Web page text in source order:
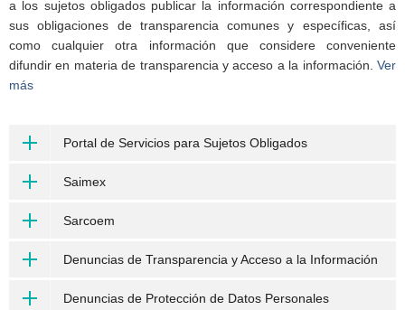
a los sujetos obligados publicar la información correspondiente a
sus obligaciones de transparencia comunes y específicas, así
como cualquier otra información que considere conveniente
difundir en materia de transparencia y acceso a la información. Ver
más
Portal de Servicios para Sujetos Obligados
Saimex
Sarcoem
Denuncias de Transparencia y Acceso a la Información
Denuncias de Protección de Datos Personales